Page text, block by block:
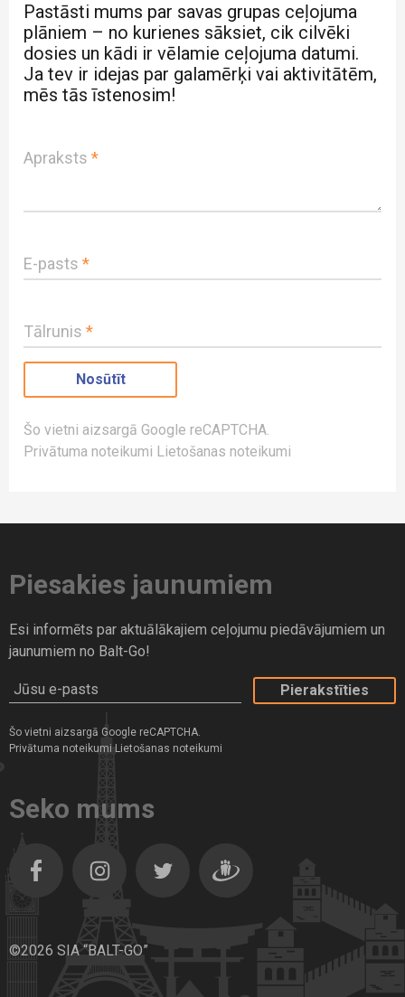
Pastāsti mums par savas grupas ceļojuma
plāniem – no kurienes sāksiet, cik cilvēki
dosies un kādi ir vēlamie ceļojuma datumi.
Ja tev ir idejas par galamērķi vai aktivitātēm,
mēs tās īstenosim!
Apraksts *
E-pasts *
Tālrunis *
Šo vietni aizsargā Google reCAPTCHA.
Privātuma noteikumi Lietošanas noteikumi
Piesakies jaunumiem
Esi informēts par aktuālākajiem ceļojumu piedāvājumiem un
jaunumiem no Balt-Go!
Jūsu e-pasts
Šo vietni aizsargā Google reCAPTCHA.
Privātuma noteikumi Lietošanas noteikumi
Seko mums
©2026 SIA “BALT-GO”